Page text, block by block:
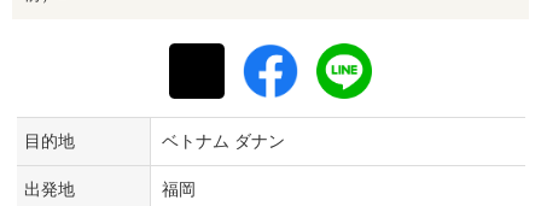
目的地 ベトナム ダナン
出発地 福岡